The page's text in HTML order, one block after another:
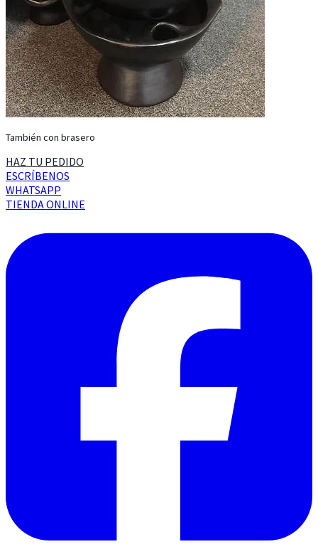
También con brasero
HAZ TU PEDIDO
ESCRÍBENOS
WHATSAPP
TIENDA ONLINE